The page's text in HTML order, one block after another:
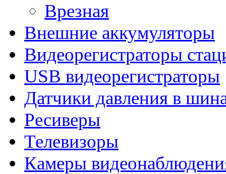
Врезная
Внешние аккумуляторы
Видеорегистраторы
USB видеорегистраторы
Датчики давления в
Ресиверы
Телевизоры
Камеры